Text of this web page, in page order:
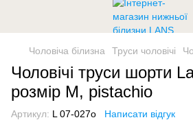
Чоловіча білизна Труси чоловічі
Чоловічі труси шорти
розмір M, pistachio
Артикул: L 07-027o Написати відгук